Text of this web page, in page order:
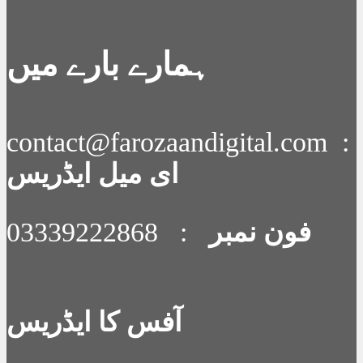
ہمارے بارے میں
contact@farozaandigital.com :
ای میل ایڈریس
فون نمبر : 03339222868
آفس کا ایڈریس